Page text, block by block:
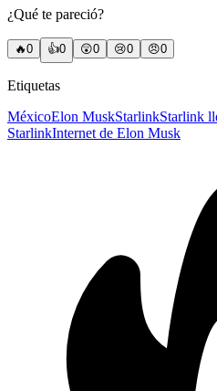
¿Qué te pareció?
🔥0 👍0 😲0 😢0 😠0
Etiquetas
MéxicoElon MuskStarlinkStarlink
StarlinkInternet de Elon Musk